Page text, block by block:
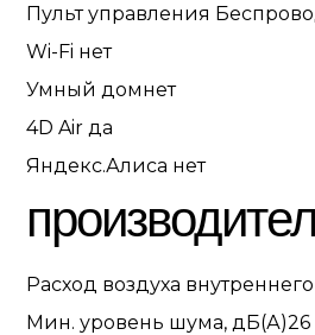
Пульт управления
Wi-Fi нет
Умный домнет
4D Air да
Яндекс.Алиса нет
Расход воздуха
Мин. уровень шума, дБ(А)26